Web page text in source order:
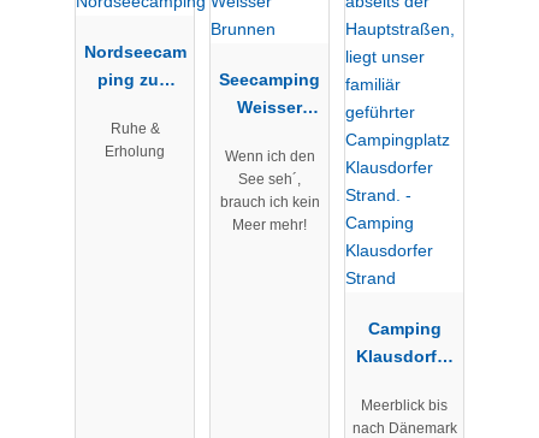
Nordseecam
ping zum
Nordseecam
ping
Ruhe &
Erholung
Seecamping
Weisser
Wenn ich den
See seh´,
brauch ich kein
Meer mehr!
Camping
Klausdorfer
Meerblick bis
nach Dänemark